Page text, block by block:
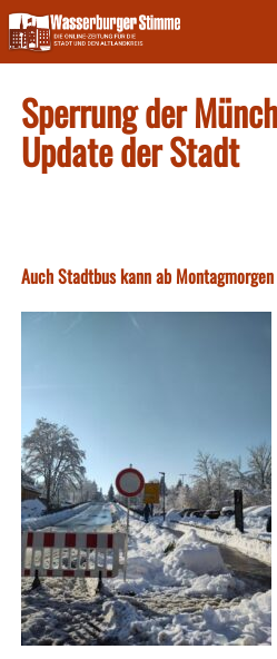
Skip
to
content
Sperrung der
Update der Stadt
Auch Stadtbus kann ab